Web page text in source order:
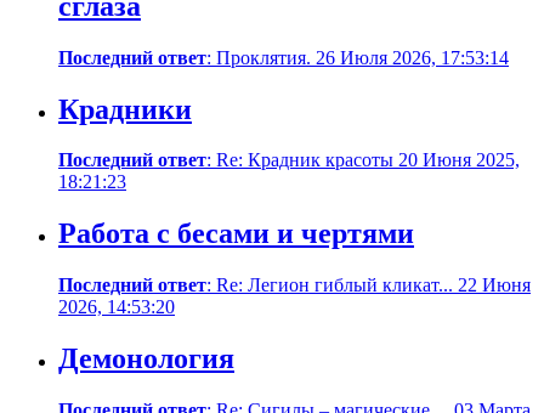
Последний ответ: Проклятия. 26 Июля 2026, 17:53:14
Крадники
Последний ответ: Re: Крадник красоты 20 Июня 2025,
18:21:23
Работа с бесами и чертями
Последний ответ: Re: Легион гиблый кликат... 22 Июня
2026, 14:53:20
Демонология